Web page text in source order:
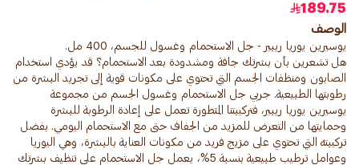
189.75
الوصف
هل تشعرين بأن بشرتك جافة ومشدودة بعد الاستحمام؟ قد يؤدي استخدام
الصابون ومنظفات الجسم التي تحتوي على مكونات قوية إلى تجريد البشرة من
رطوبتها الطبيعية. جربي جل الاستحمام وغسول الجسم من مجموعة
يوسيرين يوريا ريبير، فتركيبتنا المتطورة تعمل على إعادة الرطوبة للبشرة
وحمايتها من التعرض للمزيد من الجفاف حتى مع الاستحمام اليومي. بفضل
تركيبته التي تحتوي على مزيج فريد من مكونات العناية بالبشرة، وهي اليوريا
وعوامل ترطيب طبيعية بنسبة 5%، يعمل جل الاستحمام على تنظيف بشرتك